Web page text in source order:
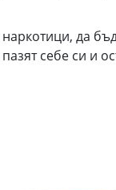
да
себе си и